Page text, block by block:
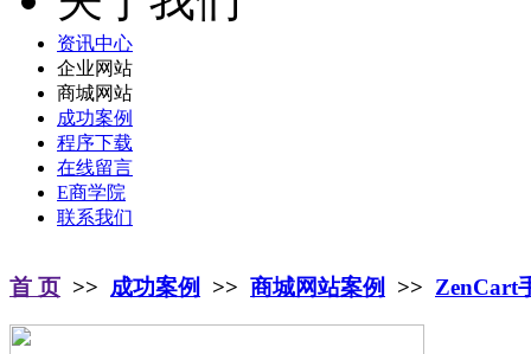
资讯中心
企业网站
商城网站
成功案例
程序下载
在线留言
E商学院
联系我们
首 页 >> 成功案例 >> 商城网站案例 >> ZenCart